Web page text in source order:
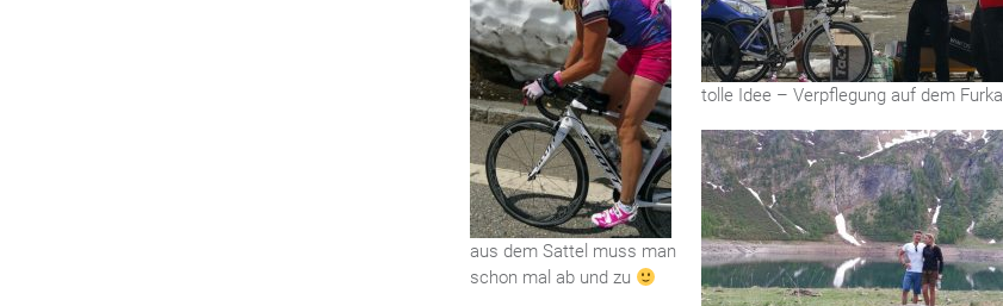
aus dem Sattel muss man
schon mal ab und zu
tolle Idee – Verpflegung auf dem Furka